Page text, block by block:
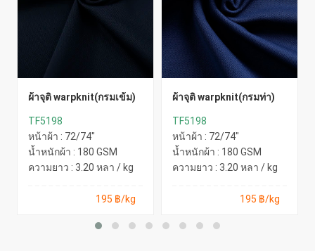
ผ้าจุติ warpknit(กรมเข้ม)
TF5198
หน้าผ้า : 72/74"
น้ำหนักผ้า : 180 GSM
ความยาว : 3.20 หลา / kg
195 ฿/kg
ผ้าจุติ warpknit(กรมท่า)
TF5198
หน้าผ้า : 72/74"
น้ำหนักผ้า : 180 GSM
ความยาว : 3.20 หลา / kg
195 ฿/kg